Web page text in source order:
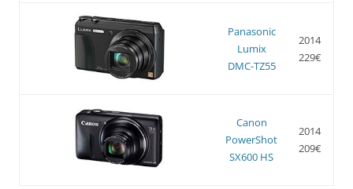
Panasonic
Lumix
DMC-TZ55
2014
229€
Canon
PowerShot
SX600 HS
2014
209€